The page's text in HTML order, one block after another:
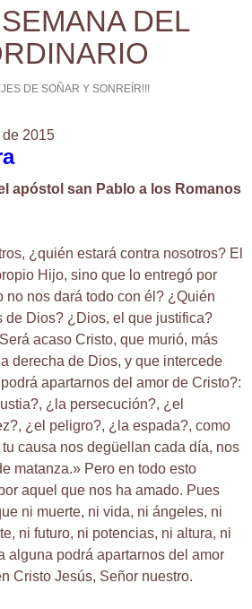
DEL
DE SOÑAR Y SONREÍR!!!
2015
apóstol san Pablo a los Romanos
¿quién estará contra nosotros? El
Hijo, sino que lo entregó por
no nos dará todo con él? ¿Quién
de Dios? ¿Dios, el que justifica?
acaso Cristo, que murió, más
derecha de Dios, y que intercede
apartarnos del amor de Cristo?:
¿la persecución?, ¿el
¿el peligro?, ¿la espada?, como
causa nos degüellan cada día, nos
matanza.» Pero en todo esto
aquel que nos ha amado. Pues
ni muerte, ni vida, ni ángeles, ni
ni futuro, ni potencias, ni altura, ni
alguna podrá apartarnos del amor
Cristo Jesús, Señor nuestro.